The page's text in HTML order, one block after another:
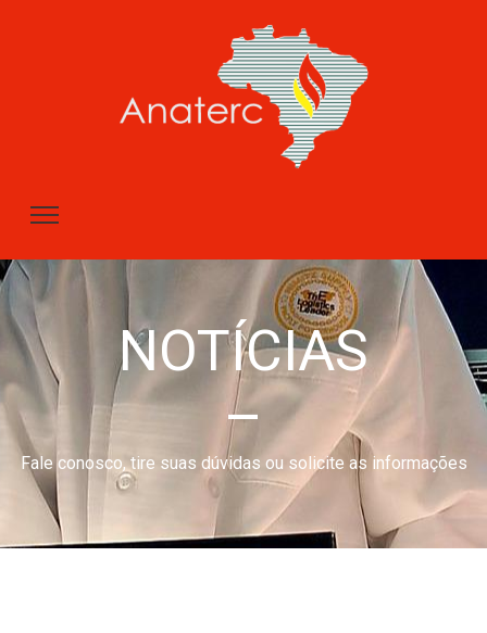
NOTÍCIAS
–
Fale conosco, tire suas dúvidas ou solicite as informações